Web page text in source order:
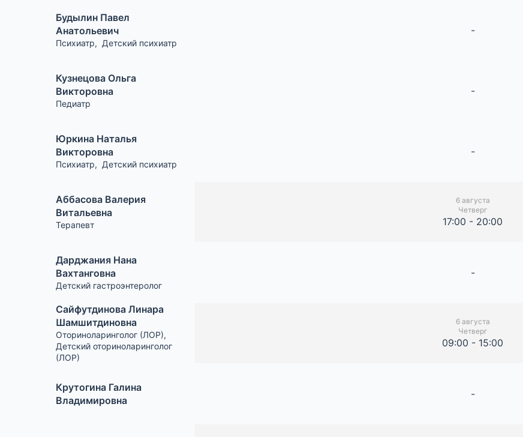
Будылин Павел
Анатольевич
Психиатр, Детский психиатр
Кузнецова Ольга
Викторовна
Педиатр
Юркина Наталья
Викторовна
Психиатр, Детский психиатр
Аббасова Валерия
Витальевна
Терапевт
Дарджания Нана
Вахтанговна
Детский гастроэнтеролог
Сайфутдинова Линара
Шамшитдиновна
Оториноларинголог (ЛОР),
Детский оториноларинголог
(ЛОР)
Крутогина Галина
Владимировна
-
-
-
6 августа
Четверг
17:00 - 20:00
-
6 августа
Четверг
09:00 - 15:00
-